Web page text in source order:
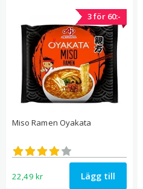
3 för 60:-
Miso Ramen Oyakata
Betygsatt
3.95
av 5
22,49 kr Lägg till